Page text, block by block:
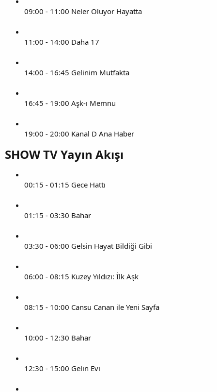
09:00 - 11:00 Neler Oluyor Hayatta
11:00 - 14:00 Daha 17
14:00 - 16:45 Gelinim Mutfakta
16:45 - 19:00 Aşk-ı Memnu
19:00 - 20:00 Kanal D Ana Haber
SHOW TV Yayın Akışı​
00:15 - 01:15 Gece Hattı
01:15 - 03:30 Bahar
03:30 - 06:00 Gelsin Hayat Bildiği Gibi
06:00 - 08:15 Kuzey Yıldızı: İlk Aşk
08:15 - 10:00 Cansu Canan ile Yeni Sayfa
10:00 - 12:30 Bahar
12:30 - 15:00 Gelin Evi